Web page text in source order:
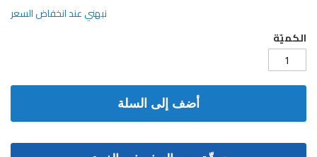
نبهني عند انخفاض السعر
الكميّة
أضف إلى السلة